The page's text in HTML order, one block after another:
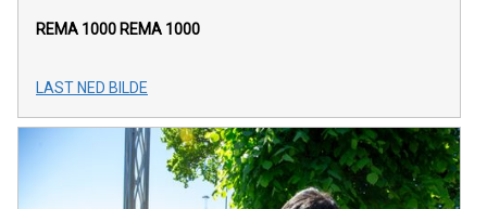
REMA 1000 REMA 1000
LAST NED BILDE